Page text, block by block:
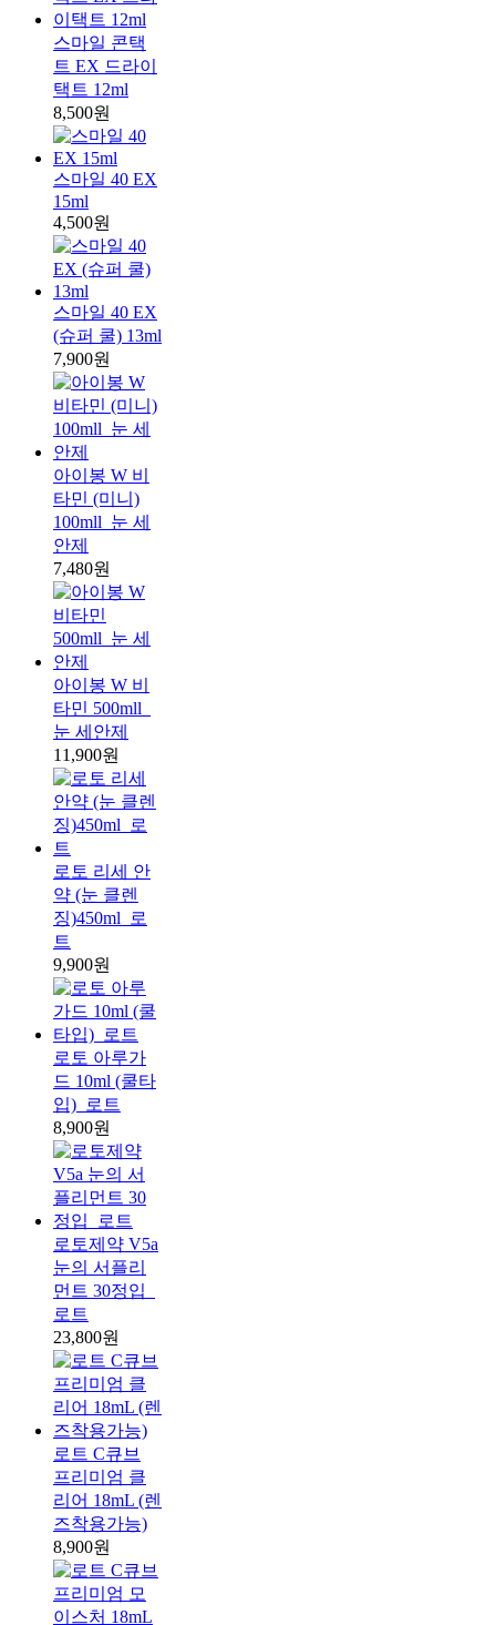
스마일 콘택
트 EX 드라이
택트 12ml
8,500원
스마일 40 EX
15ml
4,500원
스마일 40 EX
(슈퍼 쿨) 13ml
7,900원
아이봉 W 비
타민 (미니)
100mll_눈 세
안제
7,480원
아이봉 W 비
타민 500mll_
눈 세안제
11,900원
로토 리세 안
약 (눈 클렌
징)450ml_로
트
9,900원
로토 아루가
드 10ml (쿨타
입)_로트
8,900원
로토제약 V5a
눈의 서플리
먼트 30정입_
로트
23,800원
로트 C큐브
프리미엄 클
리어 18mL (렌
즈착용가능)
8,900원